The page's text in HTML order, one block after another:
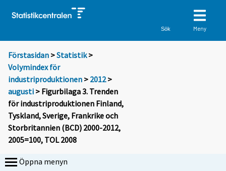
Sök Meny
Förstasidan >Statistik >
Volymindex för
industriproduktionen > 2012>
augusti > Figurbilaga 3. Trenden
för industriproduktionen Finland,
Tyskland, Sverige, Frankrike och
Storbritannien (BCD) 2000-2012,
2005=100, TOL 2008
Öppna menyn